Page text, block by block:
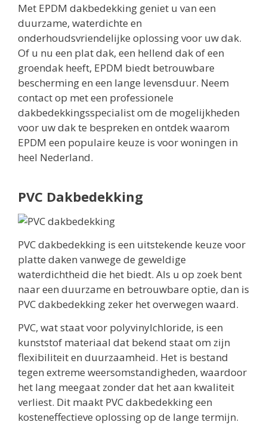
Met EPDM dakbedekking geniet u van een
duurzame, waterdichte en
onderhoudsvriendelijke oplossing voor uw dak.
Of u nu een plat dak, een hellend dak of een
groendak heeft, EPDM biedt betrouwbare
bescherming en een lange levensduur. Neem
contact op met een professionele
dakbedekkingsspecialist om de mogelijkheden
voor uw dak te bespreken en ontdek waarom
EPDM een populaire keuze is voor woningen in
heel Nederland.
PVC Dakbedekking
PVC dakbedekking is een uitstekende keuze voor
platte daken vanwege de geweldige
waterdichtheid die het biedt. Als u op zoek bent
naar een duurzame en betrouwbare optie, dan is
PVC dakbedekking zeker het overwegen waard.
PVC, wat staat voor polyvinylchloride, is een
kunststof materiaal dat bekend staat om zijn
flexibiliteit en duurzaamheid. Het is bestand
tegen extreme weersomstandigheden, waardoor
het lang meegaat zonder dat het aan kwaliteit
verliest. Dit maakt PVC dakbedekking een
kosteneffectieve oplossing op de lange termijn.